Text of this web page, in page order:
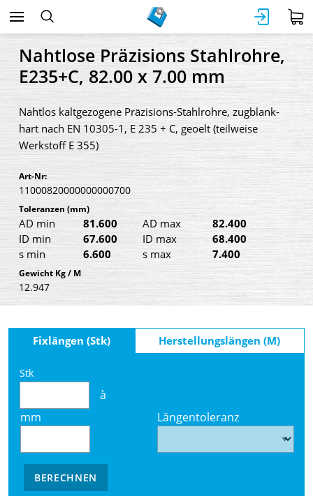
Nahtlose Präzisions Stahlrohre,
E235+C, 82.00 x 7.00 mm
Nahtlos kaltgezogene Präzisions-Stahlrohre, zugblank-
hart nach EN 10305-1, E 235 + C, geoelt (teilweise
Werkstoff E 355)
Art-Nr:
11000820000000000700
Toleranzen (mm)
AD min 81.600 AD max
82.400
ID min
67.600 ID max
68.400
s min
6.600 s max 7.400
Gewicht Kg / M
12.947
Fixlängen (Stk) Herstellungslängen (M)
Stk
à
mm
Längentoleranz
BERECHNEN